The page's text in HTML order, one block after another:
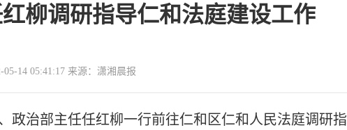
柳调研指导仁和法庭建设工作
05-14 05:41:17 来源：潇湘晨报
政治部主任任红柳一行前往仁和区仁和人民法庭调研指